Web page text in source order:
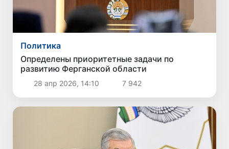
Политика
Определены приоритетные задачи по
развитию Ферганской области
28 апр 2026, 14:10 7 942